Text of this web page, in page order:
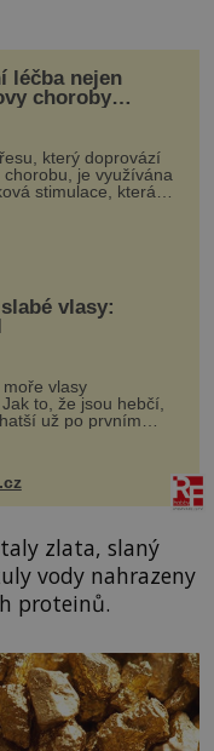
léčba nejen
choroby
který doprovází
chorobu, je využívána
stimulace, která
invazivní
zacílení ...
vlasy:
vlasy
to, že jsou hebčí,
už po prvním
zlata, slaný
vody nahrazeny
proteinů.